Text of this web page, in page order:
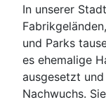
In unserer
und Parks
es ehemalige
ausgesetzt
Nachwuchs.